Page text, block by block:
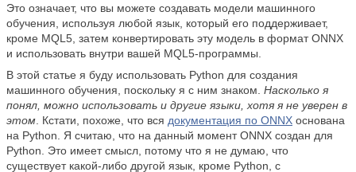
Это означает, что вы можете создавать модели машинного
обучения, используя любой язык, который его поддерживает,
кроме MQL5, затем конвертировать эту модель в формат ONNX
и использовать внутри вашей MQL5-программы.
В этой статье я буду использовать Python для создания
машинного обучения, поскольку я с ним знаком. Насколько я
понял, можно использовать и другие языки, хотя я не уверен в
этом . Кстати, похоже, что вся документация по ONNX основана
на Python. Я считаю, что на данный момент ONNX создан для
Python. Это имеет смысл, потому что я не думаю, что
существует какой-либо другой язык, кроме Python, с